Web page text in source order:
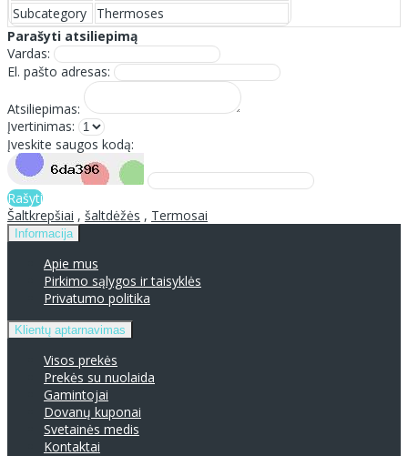
Subcategory
Thermoses
Parašyti atsiliepimą
Vardas:
El. pašto adresas:
Atsiliepimas:
Įvertinimas:
Įveskite saugos kodą:
Rašyti
Šaltkrepšiai , šaltdėžės , Termosai
Informacija
Apie mus
Pirkimo sąlygos ir taisyklės
Privatumo politika
Klientų aptarnavimas
Visos prekės
Prekės su nuolaida
Gamintojai
Dovanų kuponai
Svetainės medis
Kontaktai